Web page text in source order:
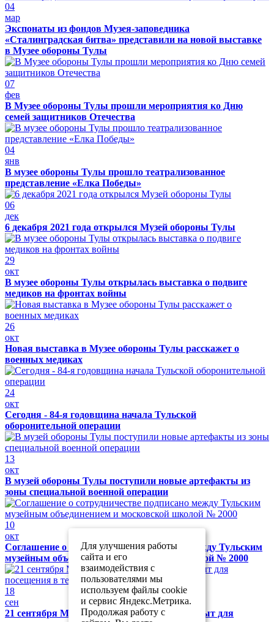
04
мар
Экспонаты из фондов Музея-заповедника
«Сталинградская битва» представили на новой выставке
в Музее обороны Тулы
07
фев
В Музее обороны Тулы прошли мероприятия ко Дню
семей защитников Отечества
04
янв
В музее обороны Тулы прошло театрализованное
представление «Елка Победы»
06
дек
6 декабря 2021 года открылся Музей обороны Тулы
29
окт
В музее обороны Тулы открылась выставка о подвиге
медиков на фронтах войны
26
окт
Новая выставка в Музее обороны Тулы расскажет о
военных медиках
24
окт
Сегодня - 84-я годовщина начала Тульской
оборонительной операции
13
окт
В музей обороны Тулы поступили новые артефакты из
зоны специальной военной операции
10
окт
Соглашение о сотрудничестве подписано между Тульским
музейным объединением и московской школой № 2000
18
сен
21 сентября Музей обороны Тулы будет закрыт для
Для улучшения работы
сайта и его
взаимодействия с
пользователями мы
используем файлы cookie
и сервис Яндекс.Метрика.
Продолжая работу с